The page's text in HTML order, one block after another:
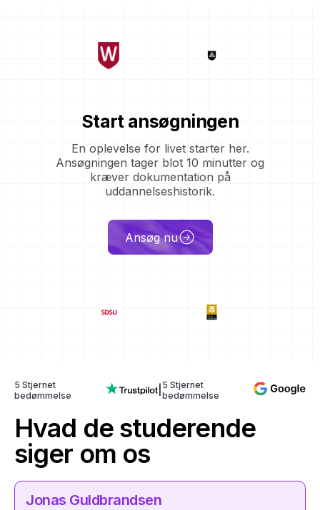
Start ansøgningen
En oplevelse for livet starter her.
Ansøgningen tager blot 10 minutter og
kræver dokumentation på
uddannelseshistorik.
Ansøg nu
5 Stjernet
bedømmelse
5 Stjernet
bedømmelse
Hvad de studerende
siger om os
Jonas Guldbrandsen